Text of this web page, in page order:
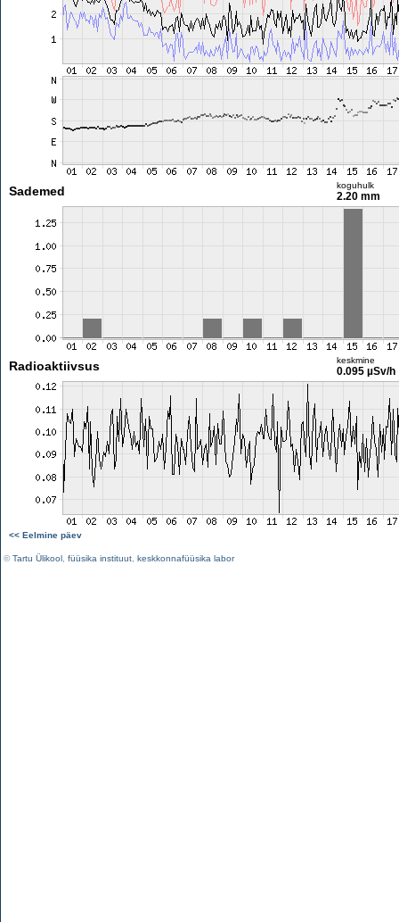
Sademed koguhulk
2.20 mm
Radioaktiivsus keskmine
0.095 µSv/h
<< Eelmine päev
©Tartu Ülikool füüsika instituut keskkonnafüüsika labor